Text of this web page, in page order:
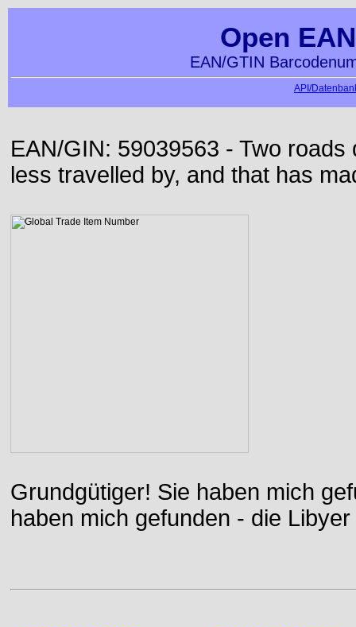
Open
EAN/GTIN
API/
EAN/GIN: 59039563 - Two
less travelled by, and that has
Grundgütiger! Sie haben mich
haben mich gefunden - die